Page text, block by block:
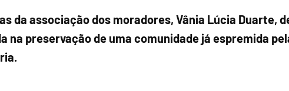
da associação dos moradores, Vânia Lúcia Duarte,
na preservação de uma comunidade já espremida